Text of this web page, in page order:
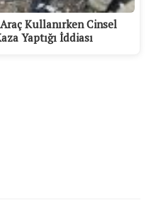
Kullanırken Cinsel
Yaptığı İddiası